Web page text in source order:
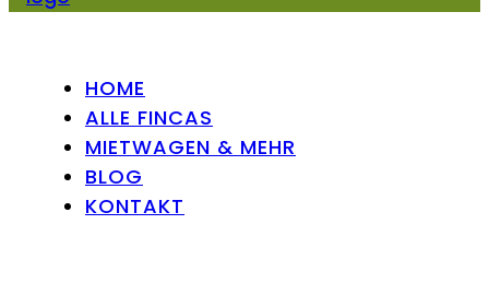
HOME
ALLE FINCAS
MIETWAGEN & MEHR
BLOG
KONTAKT